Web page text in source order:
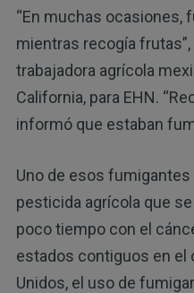
“En muchas ocasiones,
mientras recogía
trabajadora agrícola
California, para EHN.
informó que estaban
Uno de esos
pesticida agrícola que
poco tiempo con el
estados contiguos en el
Unidos, el uso de